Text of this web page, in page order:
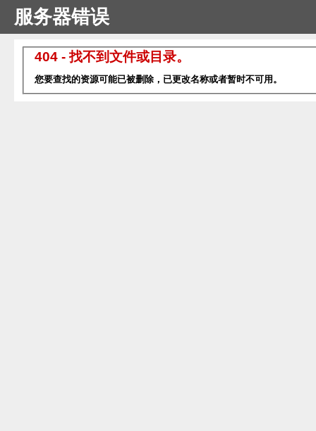
服务器错误
404 - 找不到文件或目录。
您要查找的资源可能已被删除，已更改名称或者暂时不可用。